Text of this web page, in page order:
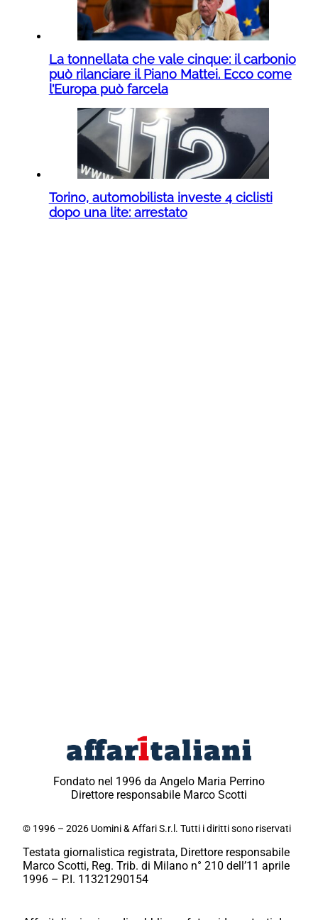
La tonnellata che vale cinque: il carbonio
può rilanciare il Piano Mattei. Ecco come
l’Europa può farcela
Torino, automobilista investe 4 ciclisti
dopo una lite: arrestato
Fondato nel 1996 da Angelo Maria Perrino
Direttore responsabile Marco Scotti
© 1996 – 2026 Uomini & Affari S.r.l. Tutti i diritti sono riservati
Testata giornalistica registrata, Direttore responsabile
Marco Scotti, Reg. Trib. di Milano n° 210 dell’11 aprile
1996 – P.I. 11321290154